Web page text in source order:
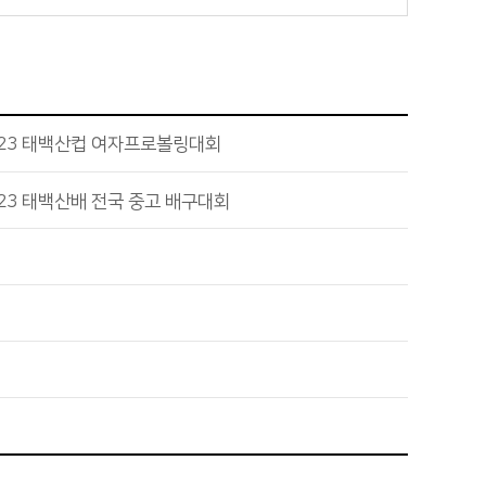
태백산컵 여자프로볼링대회
태백산배 전국 중고 배구대회